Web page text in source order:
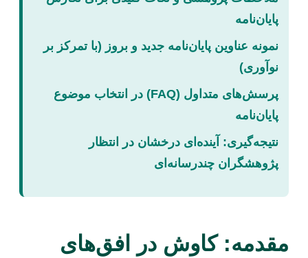
پایان‌نامه
نمونه عناوین پایان‌نامه جدید و بروز (با تمرکز بر
نوآوری)
پرسش‌های متداول (FAQ) در انتخاب موضوع
پایان‌نامه
نتیجه‌گیری: آینده‌ای درخشان در انتظار
پژوهشگران چندرسانه‌ای
مقدمه: کاوش در افق‌های